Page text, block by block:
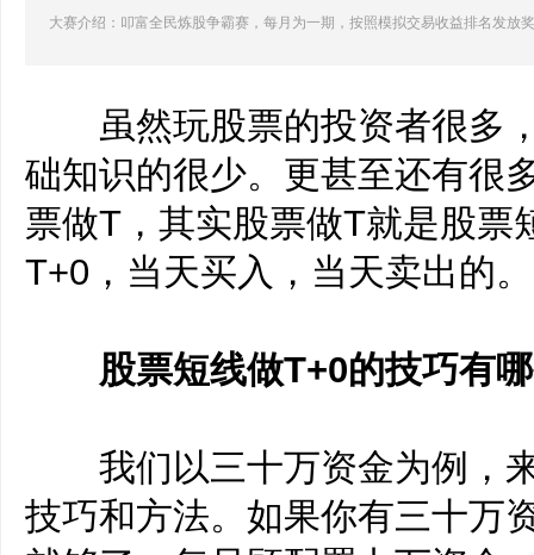
大赛介绍：叩富全民炼股争霸赛，每月为一期，按照模拟交易收益排名发放
虽然玩股票的投资者很多
础知识的很少。更甚至还有很
票做T，其实股票做T就是股票
T+0，当天买入，当天卖出的。
股票短线做T+0的技巧有
我们以三十万资金为例，
技巧和方法。如果你有三十万